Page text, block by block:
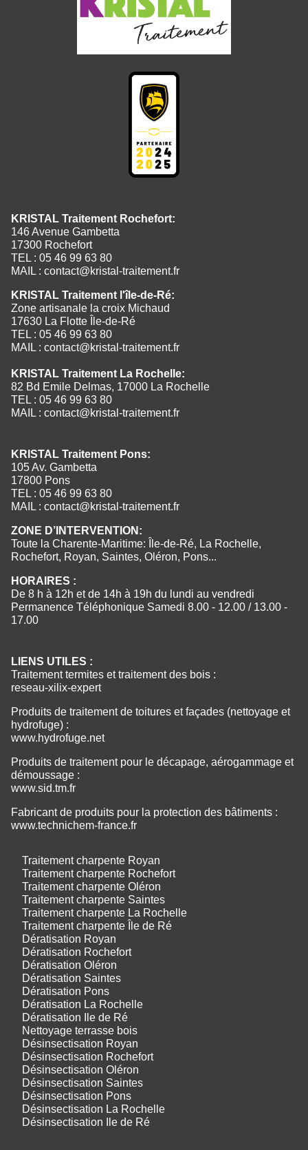
KRISTAL Traitement Rochefort:
146 Avenue Gambetta
17300 Rochefort
TEL : 05 46 99 63 80
MAIL : contact@kristal-traitement.fr
KRISTAL Traitement l'île-de-Ré:
Zone artisanale la croix Michaud
17630 La Flotte Île-de-Ré
TEL : 05 46 99 63 80
MAIL : contact@kristal-traitement.fr
KRISTAL Traitement La Rochelle:
82 Bd Emile Delmas, 17000 La Rochelle
TEL : 05 46 99 63 80
MAIL : contact@kristal-traitement.fr
KRISTAL Traitement Pons:
105 Av. Gambetta
17800 Pons
TEL : 05 46 99 63 80
MAIL : contact@kristal-traitement.fr
ZONE D’INTERVENTION:
Toute la Charente-Maritime: Île-de-Ré, La Rochelle,
Rochefort, Royan, Saintes, Oléron, Pons...
HORAIRES :
De 8 h à 12h et de 14h à 19h du lundi au vendredi
Permanence Téléphonique Samedi 8.00 - 12.00 / 13.00 -
17.00
LIENS UTILES :
Traitement termites et traitement des bois :
reseau-xilix-expert
Produits de traitement de toitures et façades (nettoyage et
hydrofuge) :
www.hydrofuge.net
Produits de traitement pour le décapage, aérogammage et
démoussage :
www.sid.tm.fr
Fabricant de produits pour la protection des bâtiments :
www.technichem-france.fr
Traitement charpente Royan
Traitement charpente Rochefort
Traitement charpente Oléron
Traitement charpente Saintes
Traitement charpente La Rochelle
Traitement charpente Île de Ré
Dératisation Royan
Dératisation Rochefort
Dératisation Oléron
Dératisation Saintes
Dératisation Pons
Dératisation La Rochelle
Dératisation Ile de Ré
Nettoyage terrasse bois
Désinsectisation Royan
Désinsectisation Rochefort
Désinsectisation Oléron
Désinsectisation Saintes
Désinsectisation Pons
Désinsectisation La Rochelle
Désinsectisation Ile de Ré